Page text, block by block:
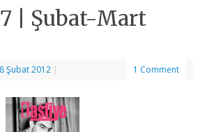
| Şubat-Mart
Şubat 2012 | 1 Comment